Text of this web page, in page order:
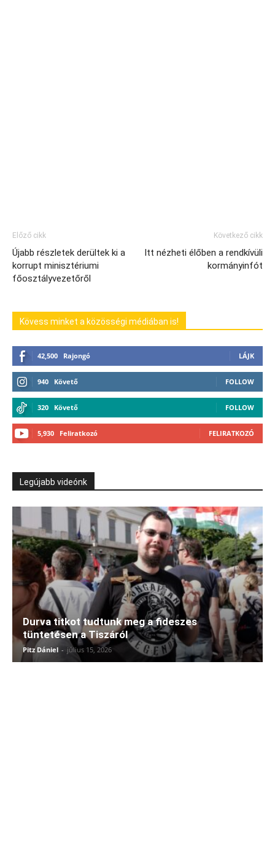
Előző cikk
Újabb részletek derültek ki a
korrupt minisztériumi
főosztályvezetőről
Következő cikk
Itt nézheti élőben a rendkívüli
kormányinfót
Kövess minket a közösségi médiában is!
42,500 Rajongó LÁJK
940 Követő FOLLOW
320 Követő FOLLOW
5,930 Feliratkozó FELIRATKOZÓ
Legújabb videónk
Durva titkot tudtunk meg a fideszes
tüntetésen a Tiszáról
Pitz Dániel - július 15, 2026